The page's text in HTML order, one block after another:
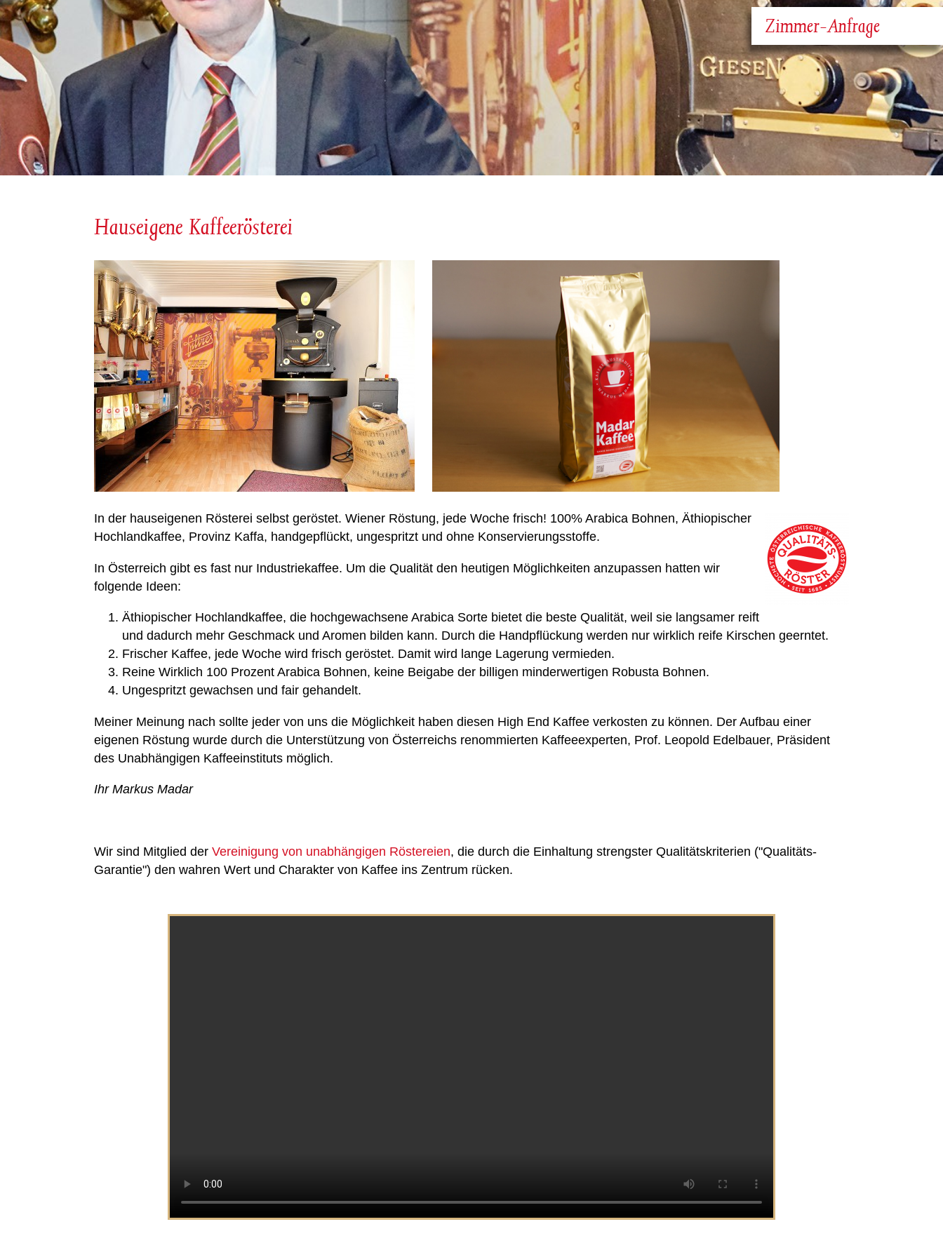
Zimmer-Anfrage
Hauseigene Kaffeerösterei
In der hauseigenen Rösterei selbst geröstet. Wiener Röstung, jede Woche frisch! 100% Arabica Bohnen, Äthiopischer
Hochlandkaffee, Provinz Kaffa, handgepflückt, ungespritzt und ohne Konservierungsstoffe.
In Österreich gibt es fast nur Industriekaffee. Um die Qualität den heutigen Möglichkeiten anzupassen hatten wir
folgende Ideen:
Äthiopischer Hochlandkaffee, die hochgewachsene Arabica Sorte bietet die beste Qualität, weil sie langsamer reift
und dadurch mehr Geschmack und Aromen bilden kann. Durch die Handpflückung werden nur wirklich reife Kirschen geerntet.
Frischer Kaffee, jede Woche wird frisch geröstet. Damit wird lange Lagerung vermieden.
Reine Wirklich 100 Prozent Arabica Bohnen, keine Beigabe der billigen minderwertigen Robusta Bohnen.
Ungespritzt gewachsen und fair gehandelt.
Meiner Meinung nach sollte jeder von uns die Möglichkeit haben diesen High End Kaffee verkosten zu können. Der Aufbau einer
eigenen Röstung wurde durch die Unterstützung von Österreichs renommierten Kaffeeexperten, Prof. Leopold Edelbauer, Präsident
des Unabhängigen Kaffeeinstituts möglich.
Ihr Markus Madar
Wir sind Mitglied derVereinigung von unabhängigen Röstereien, die durch die Einhaltung strengster Qualitätskriterien ("Qualitäts-
Garantie") den wahren Wert und Charakter von Kaffee ins Zentrum rücken.